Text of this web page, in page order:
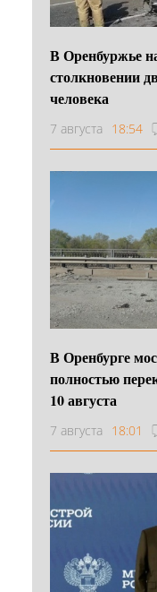
В Оренбуржье
столкновении
человека
7 августа 18:54
В Оренбурге
полностью
10 августа
7 августа 18:01